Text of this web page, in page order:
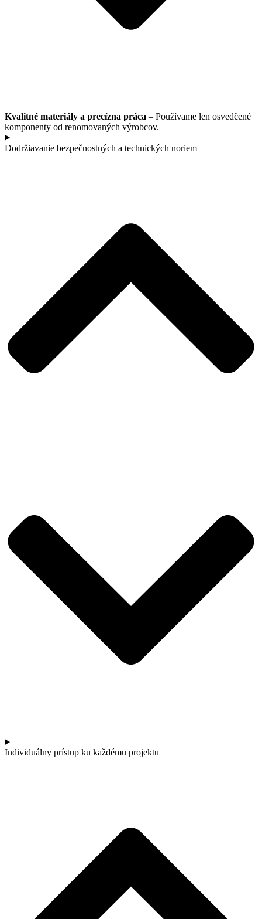
Kvalitné materiály a precízna práca – Používame len osvedčené
komponenty od renomovaných výrobcov.
Dodržiavanie bezpečnostných a technických noriem
Individuálny prístup ku každému projektu